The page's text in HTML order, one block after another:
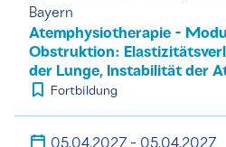
Bayern
Atemphysiotherapie -
Obstruktion:
der Lunge, Instabilität der
Fortbildung
05.04.2027 - 05.04.2027